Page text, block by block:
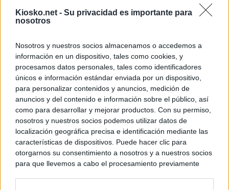
Kiosko.net - Su privacidad es importante para
nosotros
Nosotros y nuestros socios almacenamos o accedemos a
información en un dispositivo, tales como cookies, y
procesamos datos personales, tales como identificadores
únicos e información estándar enviada por un dispositivo,
para personalizar contenidos y anuncios, medición de
anuncios y del contenido e información sobre el público, así
como para desarrollar y mejorar productos. Con su permiso,
nosotros y nuestros socios podemos utilizar datos de
localización geográfica precisa e identificación mediante las
características de dispositivos. Puede hacer clic para
otorgarnos su consentimiento a nosotros y a nuestros socios
para que llevemos a cabo el procesamiento previamente
Qué hay detrás
España por la
personas se
algo"
© Kiosko.net Aviso Legal Privacidad y Cookies